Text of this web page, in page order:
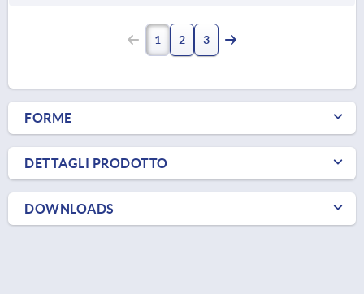
1 2 3
FORME
DETTAGLI PRODOTTO
DOWNLOADS